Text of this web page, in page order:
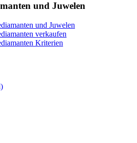
und Juwelen
und Juwelen
verkaufen
Kriterien